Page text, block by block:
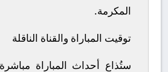
المكرمة.
توقيت المباراة والقناة الناقلة
ستُذاع أحداث المباراة